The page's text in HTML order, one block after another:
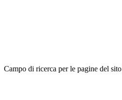
Campo di ricerca per le pagine del sito